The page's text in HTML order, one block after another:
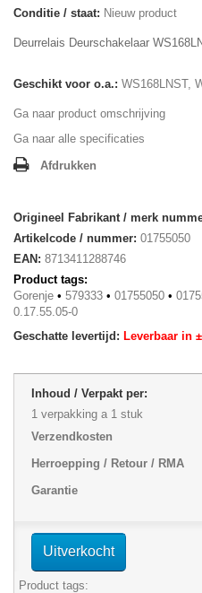
Conditie / staat: Nieuw product
Deurrelais Deurschakelaar
Geschikt voor o.a.: WS168LNST,
Ga naar product omschrijving
Ga naar alle specificaties
Afdrukken
Origineel Fabrikant / merk
Artikelcode / nummer: 01755050
EAN: 8713411288746
Product tags:
Gorenje • 579333 • 01755050 •
0.17.55.05-0
Geschatte levertijd: Leverbaar in
Inhoud / Verpakt per:
1 verpakking a 1 stuk
Verzendkosten
Herroepping / Retour / RMA
Garantie
Uitverkocht
Product tags: